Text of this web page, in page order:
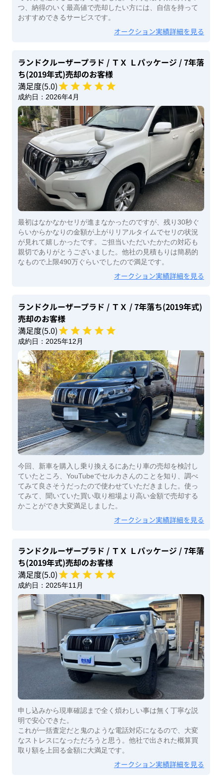
つ、納得のいく最高値で売却したい方には、自信を持って
おすすめできるサービスです。
オークション実績詳細を見る
ランドクルーザープラド / ＴＸ Ｌパッケージ / 7年落
ち(2019年式)売却のお客様
満足度(5.0)
成約日： 2026年4月
最初はなかなかセリが進まなかったのですが、残り30秒ぐ
らいからかなりの金額が上がりリアルタイムでセリの状況
が見れて嬉しかったです。ご担当いただいたかたの対応も
親切でありがとうございました。他社の見積もりは簡易的
なもので上限490万ぐらいでしたので満足です。
オークション実績詳細を見る
ランドクルーザープラド / ＴＸ / 7年落ち(2019年式)
売却のお客様
満足度(5.0)
成約日： 2025年12月
今回、新車を購入し乗り換えるにあたり車の売却を検討し
ていたところ、YouTubeでセルカさんのことを知り、調べ
てみて良さそうだったので使わせていただきました。使っ
てみて、聞いていた買い取り相場より高い金額で売却する
かことができ大変満足しました。
オークション実績詳細を見る
ランドクルーザープラド / ＴＸ Ｌパッケージ / 7年落
ち(2019年式)売却のお客様
満足度(5.0)
成約日： 2025年11月
申し込みから現車確認まで全く煩わしい事は無く丁寧な説
明で安心できた。
これが一括査定だと鬼のような電話対応になるので、大変
なストレスになっただろうと思う。他社で出された概算買
取り額を上回る金額に大満足です。
オークション実績詳細を見る